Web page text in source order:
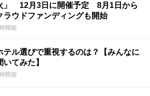
」 12月3日に開催予定 8月1日から
ラウドファンディングも開始
間前
テル選びで重視するのは？【みんなに
いてみた】
間前